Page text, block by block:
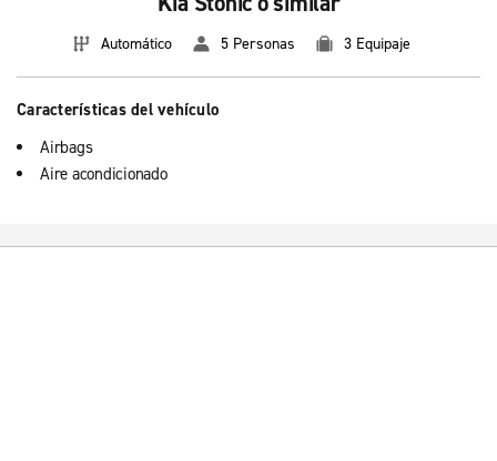
Automático 5 Personas 3 Equipaje
Características del vehículo
Airbags
Aire acondicionado